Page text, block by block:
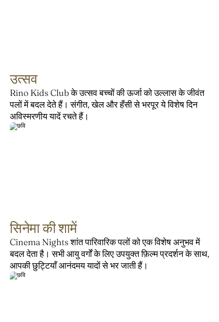
उत्सव
Rino Kids Club के उत्सव बच्चों की ऊर्जा को उल्लास के जीवंत
पलों में बदल देते हैं। संगीत, खेल और हँसी से भरपूर ये विशेष दिन
अविस्मरणीय यादें रचते हैं।
सिनेमा की शामें
Cinema Nights शांत पारिवारिक पलों को एक विशेष अनुभव में
बदल देता है। सभी आयु वर्गों के लिए उपयुक्त फ़िल्म प्रदर्शन के साथ,
आपकी छुट्टियाँ आनंदमय यादों से भर जाती हैं।